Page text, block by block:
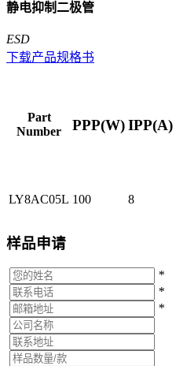
静电抑制二极管
ESD
下载产品规格书
Part
Number
PPP(W)IPP(A)
LY8AC05L 100 8
样品申请
*
*
*